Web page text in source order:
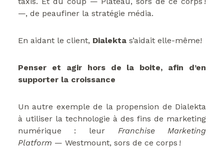
—, de peaufiner la stratégie média.
En aidant le client, Dialektas’aidait elle-même!
Penser et agir hors de la boite, afin d’en
supporter la croissance
Un autre exemple de la propension de Dialekta
à utiliser la technologie à des fins de marketing
numérique : leur Franchise Marketing
Platform — Westmount, sors de ce corps !